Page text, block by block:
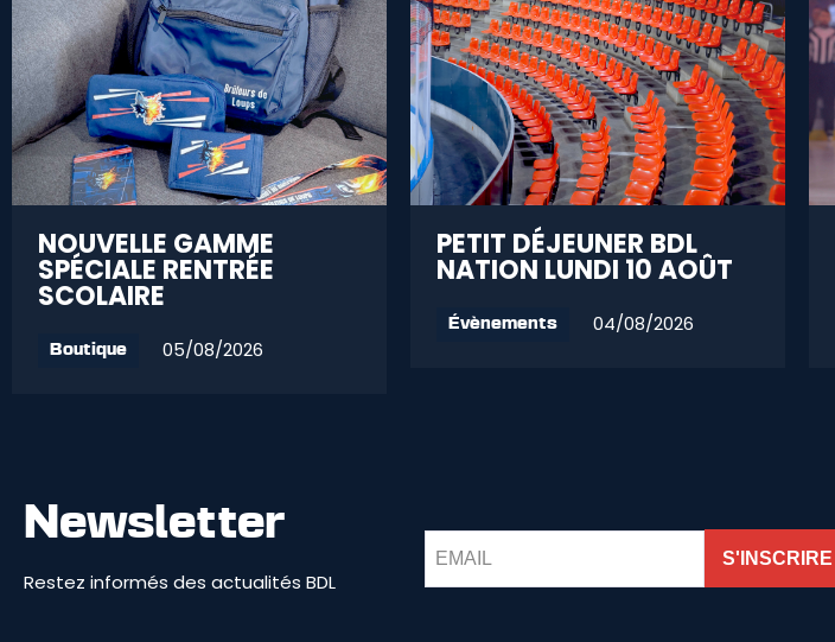
NOUVELLE GAMME
SPÉCIALE RENTRÉE
SCOLAIRE
Boutique 05/08/2026
PETIT DÉJEUNER BDL
NATION LUNDI 10 AOÛT
Évènements 04/08/2026
Newsletter
Restez informés des actualités BDL
S'INSCRIRE